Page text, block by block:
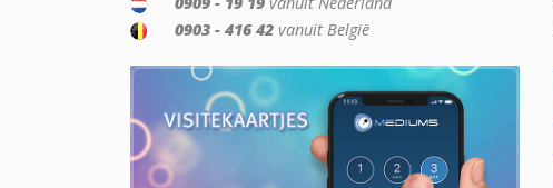
0903 - 416 42 vanuit België